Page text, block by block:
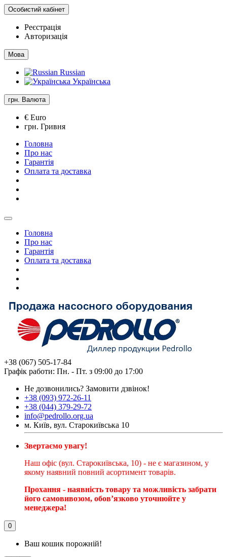
Особистий кабінет
Реєстрація
Авторизація
Мова
Russian
Українська
грн. Валюта
€ Euro
грн. Гривня
Головна
Про нас
Гарантія
Оплата та доставка
Головна
Про нас
Гарантія
Оплата та доставка
+38 (067) 505-17-84
Графік работи: Пн. - Пт. з 09:00 до 17:00
Не дозвонились? Замовити дзвінок!
+38 (093) 972-26-11
+38 (044) 379-29-72
info@pedrollo.org.ua
м. Київ, вул. Старокиївська 10
Звертаємо увагу!
Наш офіс (вул. Старокиївська, 10) - не є магазином, у
якому наявний повний асортимент товарів.
Прохання - наявність товару та можливість забрати
його самовивозом, обовʼязково уточнюйте у
менеджера!
0
Ваш кошик порожній!